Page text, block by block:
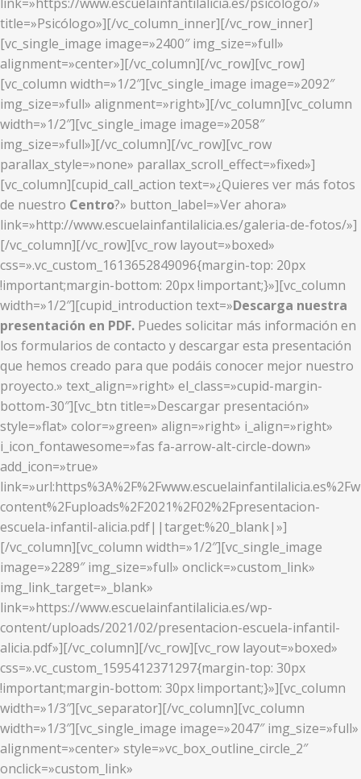
title=»Psicólogo»][/vc_column_inner][/vc_row_inner]
[vc_single_image image=»2400″ img_size=»full»
alignment=»center»][/vc_column][/vc_row][vc_row]
[vc_column width=»1/2″][vc_single_image image=»2092″
img_size=»full» alignment=»right»][/vc_column][vc_column
width=»1/2″][vc_single_image image=»2058″
img_size=»full»][/vc_column][/vc_row][vc_row
parallax_style=»none» parallax_scroll_effect=»fixed»]
[vc_column][cupid_call_action text=»¿Quieres ver más fotos
de nuestro Centro?» button_label=»Ver ahora»
link=»http://www.escuelainfantilalicia.es/galeria-de-fotos/»]
[/vc_column][/vc_row][vc_row layout=»boxed»
css=».vc_custom_1613652849096{margin-top: 20px
!important;margin-bottom: 20px !important;}»][vc_column
width=»1/2″][cupid_introduction text=»Descarga nuestra
presentación en PDF. Puedes solicitar más información en
los formularios de contacto y descargar esta presentación
que hemos creado para que podáis conocer mejor nuestro
proyecto.» text_align=»right» el_class=»cupid-margin-
bottom-30″][vc_btn title=»Descargar presentación»
style=»flat» color=»green» align=»right» i_align=»right»
i_icon_fontawesome=»fas fa-arrow-alt-circle-down»
add_icon=»true»
content%2Fuploads%2F2021%2F02%2Fpresentacion-
escuela-infantil-alicia.pdf||target:%20_blank|»]
[/vc_column][vc_column width=»1/2″][vc_single_image
image=»2289″ img_size=»full» onclick=»custom_link»
img_link_target=»_blank»
link=»https://www.escuelainfantilalicia.es/wp-
content/uploads/2021/02/presentacion-escuela-infantil-
alicia.pdf»][/vc_column][/vc_row][vc_row layout=»boxed»
css=».vc_custom_1595412371297{margin-top: 30px
!important;margin-bottom: 30px !important;}»][vc_column
width=»1/3″][vc_separator][/vc_column][vc_column
width=»1/3″][vc_single_image image=»2047″ img_size=»full»
alignment=»center» style=»vc_box_outline_circle_2″
onclick=»custom_link»